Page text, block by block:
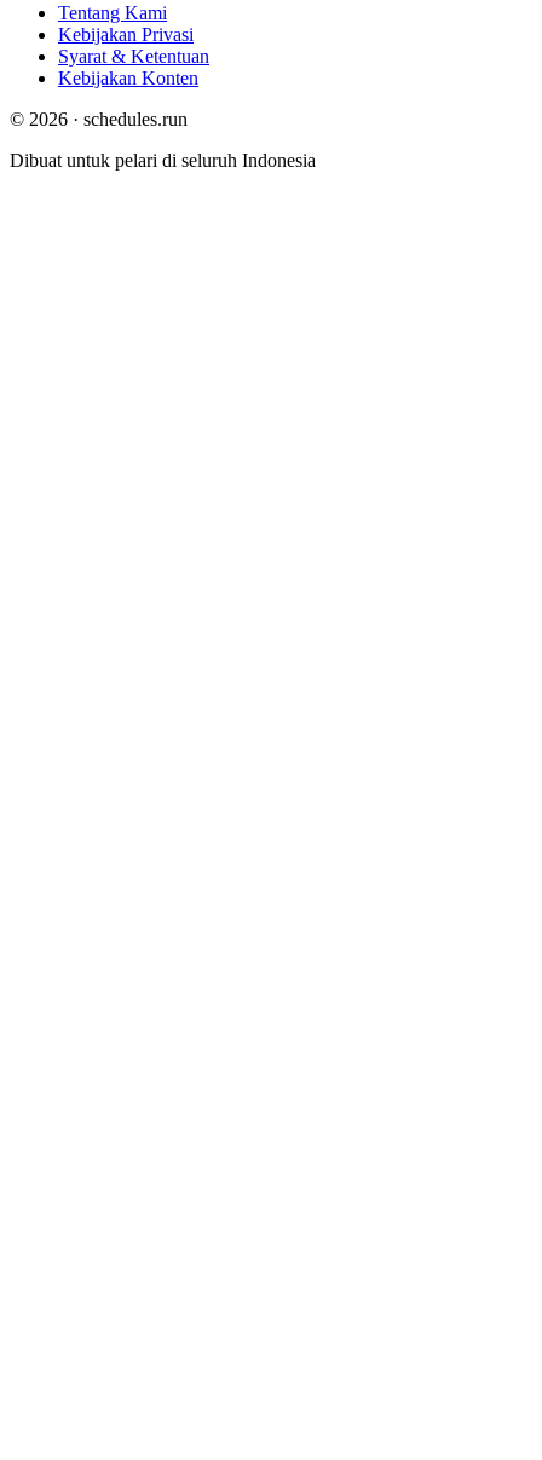
Tentang Kami
Kebijakan Privasi
Syarat & Ketentuan
Kebijakan Konten
© 2026 · schedules.run
Dibuat untuk pelari di seluruh Indonesia